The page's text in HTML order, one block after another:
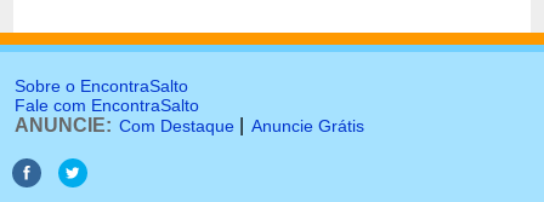
Sobre o EncontraSalto
Fale com EncontraSalto
ANUNCIE: Com Destaque Anuncie Grátis